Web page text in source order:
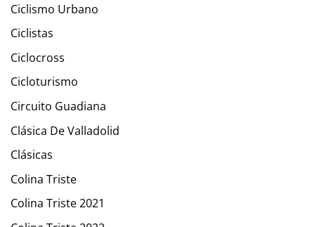
Ciclismo Urbano
Ciclistas
Ciclocross
Cicloturismo
Circuito Guadiana
Clásica De Valladolid
Clásicas
Colina Triste
Colina Triste 2021